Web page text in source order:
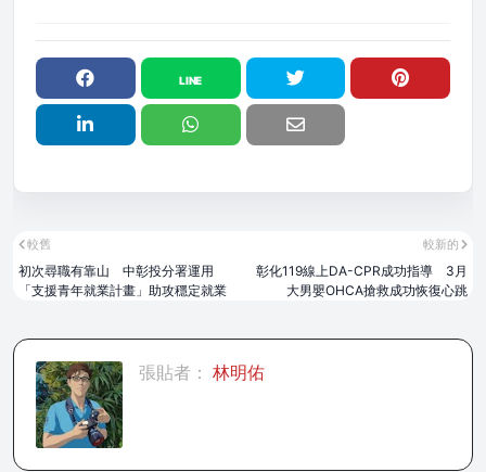
較新的
彰化119線上DA-CPR成功指導 3月
大男嬰OHCA搶救成功恢復心跳
較舊
初次尋職有靠山 中彰投分署運用
「支援青年就業計畫」助攻穩定就業
張貼者： 林明佑